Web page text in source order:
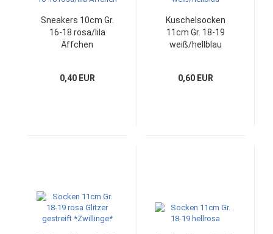
Sneakers 10cm Gr.
16-18 rosa/lila
Äffchen
0,40 EUR
Kuschelsocken
11cm Gr. 18-19
weiß/hellblau
0,60 EUR